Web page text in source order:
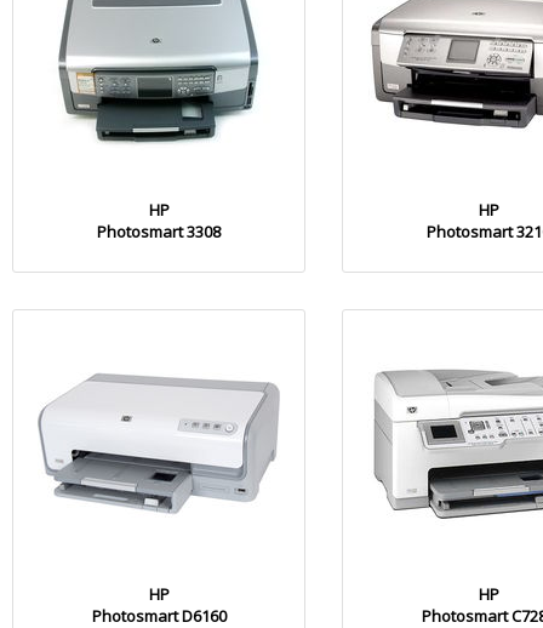
HP
Photosmart 3308
HP
Photosmart
HP
Photosmart D6160
HP
Photosmart